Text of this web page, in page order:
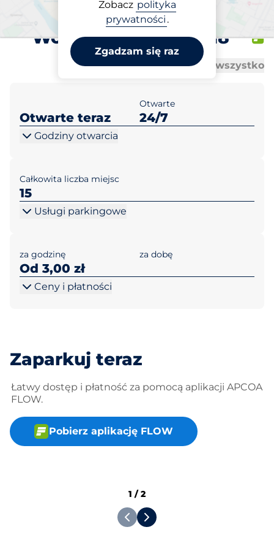
Zobacz polityka
prywatności .
Zgadzam się raz
Carrefour Warszawa ul.
Wojciechowskiego 18
Otwórz wszystkoZamknij wszystko
Otwarte teraz
Otwarte
24/7
Godziny otwarcia
Całkowita liczba miejsc
15
Usługi parkingowe
za godzinę
Od 3,00 zł
za dobę
Ceny i płatności
Zaparkuj teraz
Łatwy dostęp i płatność za pomocą aplikacji APCOA
FLOW.
Pobierz aplikację FLOW
1 /2